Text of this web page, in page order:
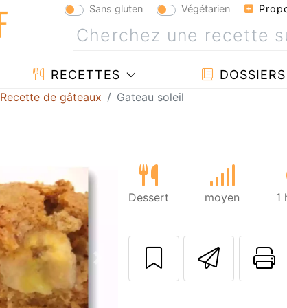
Sans gluten Végétarien
RECETTES DOSSIERS
Recette de gâteaux Gateau soleil
Suivant
Dessert moyen 1